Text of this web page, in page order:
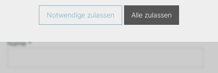
Name *
Notwendige zulassen Alle zulassen